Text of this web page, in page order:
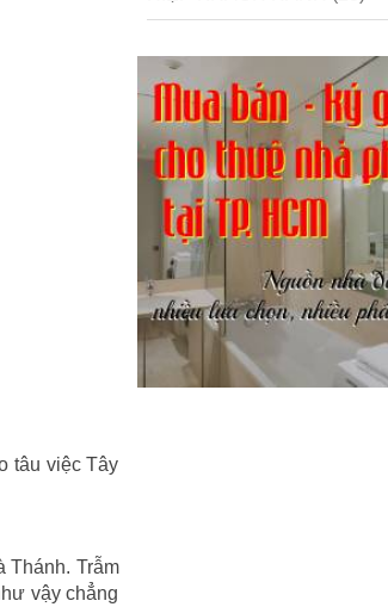
tâu việc Tây
Thánh. Trẫm
vậy chẳng
Kinh tế(1)
Kỹ năng(18)
Liên Thành quyết(13)
LỘC ĐỈNH KÝ (52)
Nước ngoài(5)
Phi Hồ ngoại truyện